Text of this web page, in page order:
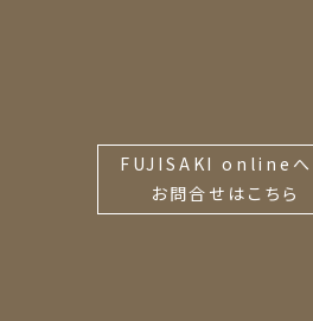
FUJISAKI onlineへ
お問合せはこちら